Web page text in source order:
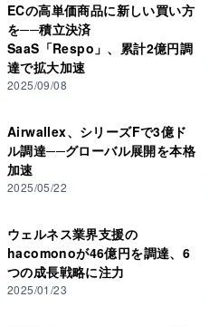
ECの高単価商品に新しい買い方
を──積立決済
SaaS「Respo」、累計2億円調
達で拡大加速
2025/09/08
Airwallex、シリーズFで3億ド
ル調達──グローバル展開を本格
加速
2025/05/22
ウェルネス業界支援の
hacomonoが46億円を調達、6
つの成長戦略に注力
2025/01/23